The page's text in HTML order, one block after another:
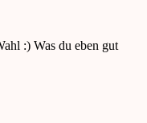
:) Was du eben gut